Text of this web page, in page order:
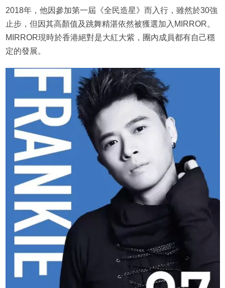
2018年，他因參加第一屆《全民造星》而入行，雖然於30強
止步，但因其高顏值及跳舞精湛依然被獲選加入MIRROR。
MIRROR現時於香港絕對是大紅大紫，團內成員都有自己穩
定的發展。